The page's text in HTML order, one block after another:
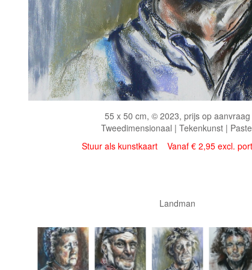
55 x 50 cm, © 2023, prijs op aanvraag
Tweedimensionaal | Tekenkunst |
Stuur als kunstkaart Vanaf € 2,95 excl.
Landman